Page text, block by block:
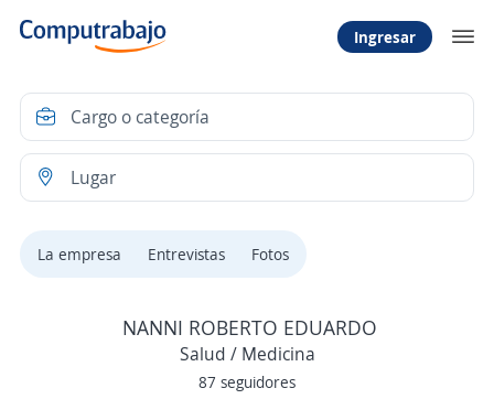
Ingresar
La empresa Entrevistas Fotos
NANNI ROBERTO EDUARDO
Salud / Medicina
87 seguidores